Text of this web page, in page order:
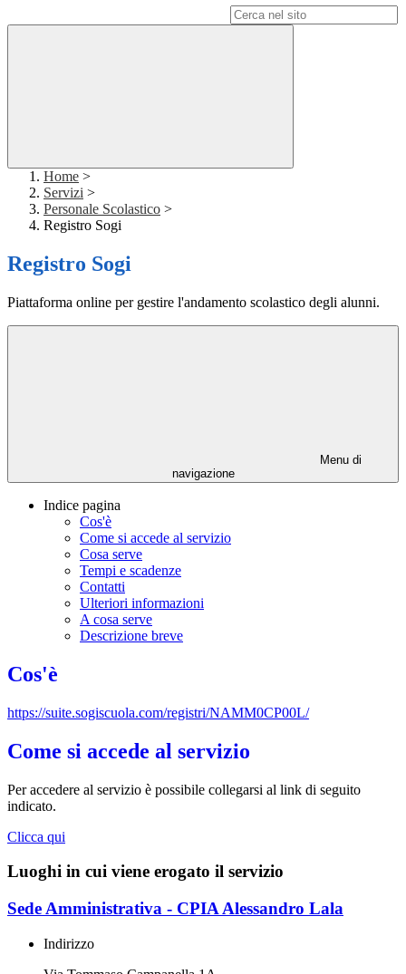
Home >
Servizi >
Personale Scolastico >
Registro Sogi
Registro Sogi
Piattaforma online per gestire l'andamento scolastico degli alunni.
Menu di
navigazione
Indice pagina
Cos'è
Come si accede al servizio
Cosa serve
Tempi e scadenze
Contatti
Ulteriori informazioni
A cosa serve
Descrizione breve
Cos'è
https://suite.sogiscuola.com/registri/NAMM0CP00L/
Come si accede al servizio
Per accedere al servizio è possibile collegarsi al link di seguito
indicato.
Clicca qui
Luoghi in cui viene erogato il servizio
Sede Amministrativa - CPIA Alessandro Lala
Indirizzo